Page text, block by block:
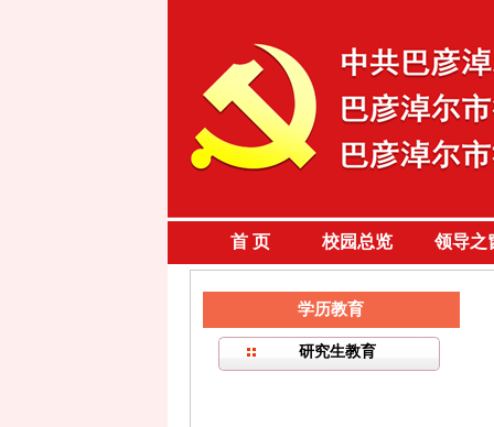
首 页 校园总览 领导之
学历教育
研究生教育